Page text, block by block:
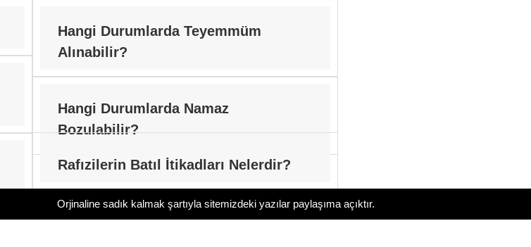
Hangi Durumlarda Teyemmüm
Alınabilir?
Hangi Durumlarda Namaz
Bozulabilir?
Rafızilerin Batıl İtikadları Nelerdir?
Orjinaline sadık kalmak şartıyla sitemizdeki yazılar paylaşıma açıktır.